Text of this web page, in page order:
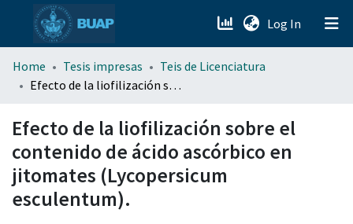
Log In (current)
menu.section.about_menu
Home Tesis impresas
Teis de Licenciatura
Efecto de la liofilización sobre el contenido de ácido ascórbico en jitomates (Lycopersicum esculentum).
Efecto de la liofilización sobre el
contenido de ácido ascórbico en
jitomates (Lycopersicum
esculentum).